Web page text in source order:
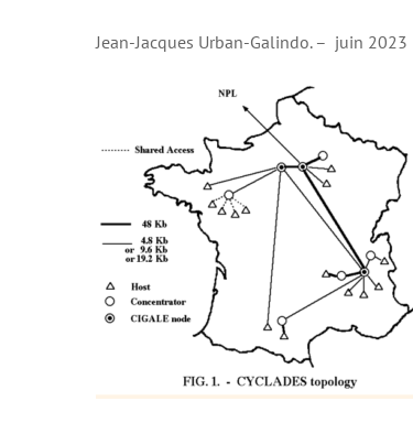
Jean-Jacques Urban-Galindo. – juin 2023